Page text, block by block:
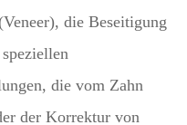
die Beseitigung
die vom Zahn
der Korrektur von